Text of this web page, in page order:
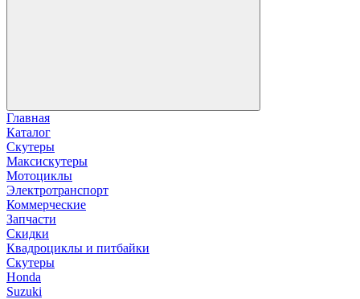
Главная
Каталог
Скутеры
Максискутеры
Мотоциклы
Электротранспорт
Коммерческие
Запчасти
Скидки
Квадроциклы и питбайки
Скутеры
Honda
Suzuki